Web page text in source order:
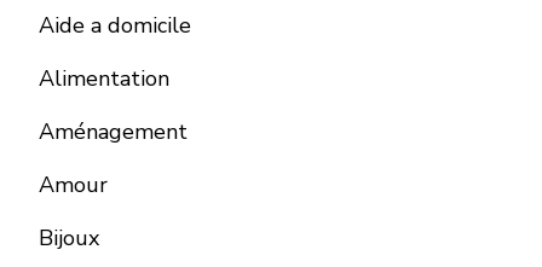
Aide a domicile
Alimentation
Aménagement
Amour
Bijoux